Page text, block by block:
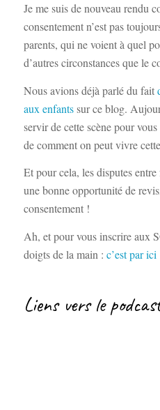
Je me suis de nouveau rendu
consentement n’est pas
parents, qui ne voient à quel
d’autres circonstances que le
Nous avions déjà parlé du fait
aux enfantssur ce blog.
servir de cette scène pour
de comment on peut vivre
Et pour cela, les disputes
une bonne opportunité de
consentement !
Ah, et pour vous inscrire aux
doigts de la main : c’est par ici
Liens vers le